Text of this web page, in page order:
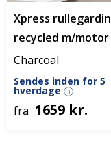
Xpress rullegardin
recycled m/motor
Charcoal
Sendes inden for 5
hverdage i
fra 1659 kr.